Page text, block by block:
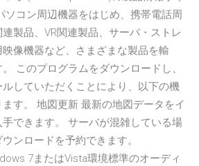
ソコン周辺機器をはじめ、携帯電話周
製品、VR関連製品、サーバ・ストレ
像機器など、さまざまな製品を輸
このプログラムをダウンロードし、
していただくことにより、以下の機
す。 地図更新 最新の地図データをイ
できます。 サーバが混雑している場
ンロードを予約できます。
7またはVista環境標準のオーディ